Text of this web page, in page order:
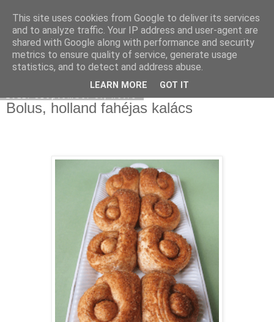
Moha Konyha
Bolus, holland fahéjas kalács
This site uses cookies from Google to deliver its services
and to analyze traffic. Your IP address and user-agent are
shared with Google along with performance and security
metrics to ensure quality of service, generate usage
statistics, and to detect and address abuse.
LEARN MORE GOT IT